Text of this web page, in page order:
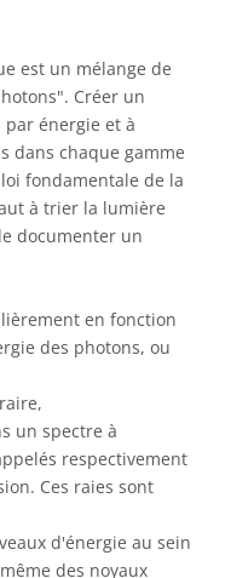
est un mélange de
Créer un
énergie et à
dans chaque gamme
fondamentale de la
à trier la lumière
documenter un
en fonction
des photons, ou
un spectre à
respectivement
Ces raies sont
d'énergie au sein
des noyaux